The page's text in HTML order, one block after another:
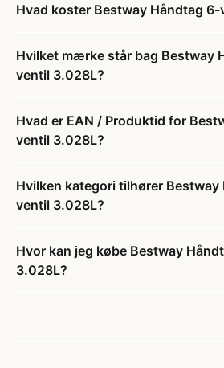
Hvad koster Bestway Håndtag
Hvilket mærke står bag Bestway
ventil 3.028L?
Hvad er EAN / Produktid for
ventil 3.028L?
Hvilken kategori tilhører Bestway
ventil 3.028L?
Hvor kan jeg købe Bestway
3.028L?